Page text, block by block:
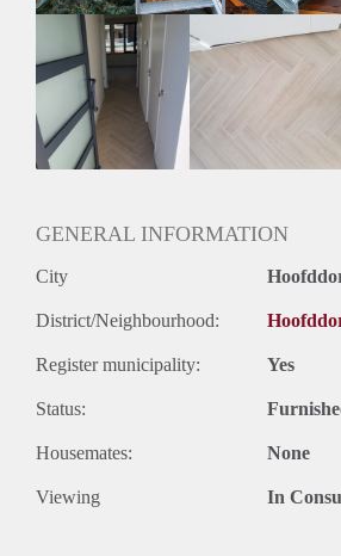
Voor de ingang licht een groot terras
gebruik.
Super geschikt voor 1 persoon of
Exclusief € 5,00 service kosten en €
Exclusief gebruikerslasten.
GENERAL INFORMATION
City
District/Neighbourhood:
Register municipality: Yes
Status:
Housemates: None
Viewing In